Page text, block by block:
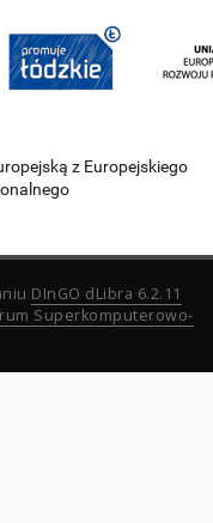
z Europejskiego
DInGO dLibra 6.2.11
Superkomputerowo-